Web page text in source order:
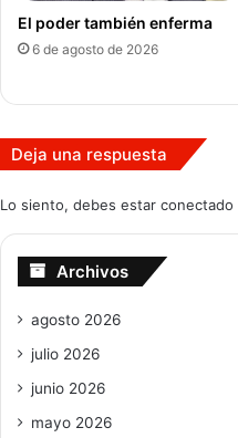
El poder también enferma
6 de agosto de 2026
Deja una respuesta
Lo siento, debes estar conectado
Archivos
agosto 2026
julio 2026
junio 2026
mayo 2026